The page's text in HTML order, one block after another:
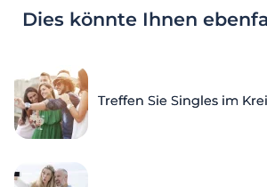
Dies könnte Ihnen
Treffen Sie Singles im